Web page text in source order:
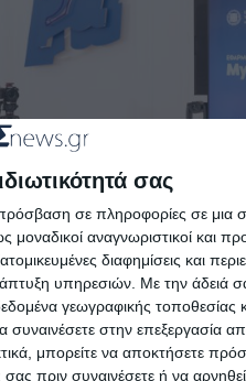
σας
πρόσβαση σε πληροφορίες σε
αναγνωριστικοί και
διαφημίσεις και
υπηρεσιών. Με την άδειά
γεωγραφικής τοποθεσίας
στην επεξεργασία
μπορείτε να αποκτήσετε
πριν συναινέσετε ή να